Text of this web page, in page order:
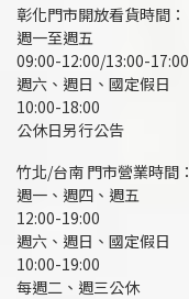
彰化門市開放看貨時間：
週一至週五
09:00-12:00/13:00-17:00
週六、週日、國定假日
10:00-18:00
公休日另行公告
竹北/台南 門市營業時間：
週一、週四、週五
12:00-19:00
週六、週日、國定假日
10:00-19:00
每週二、週三公休